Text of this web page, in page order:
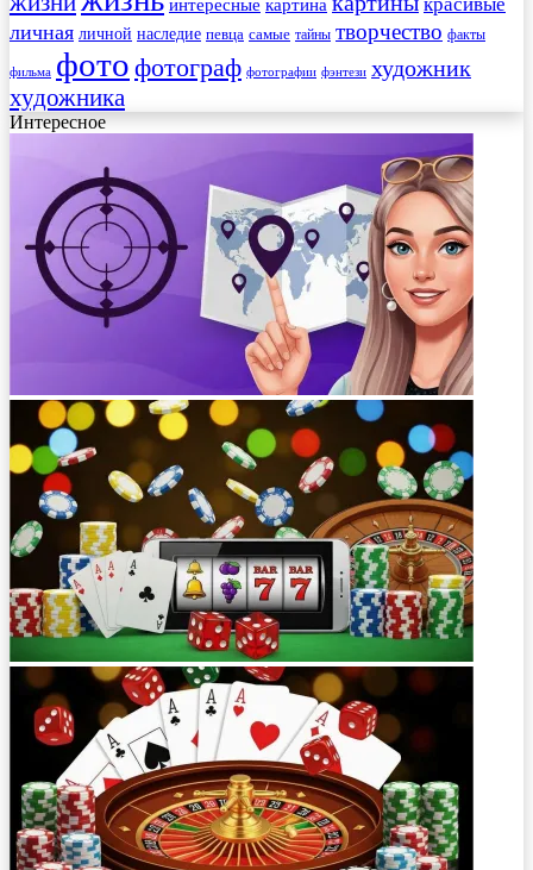
интересные картина
личная личной наследие певца самые тайны творчество факты
фильма фото фотограф фотографии фэнтези художник
художника
Интересное